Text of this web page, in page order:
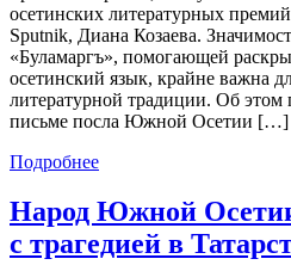
осетинских литературных
Sputnik, Диана Козаева.
«Буламаргъ», помогающей
осетинский язык, крайне важна
литературной традиции. Об этом
письме посла Южной Осетии […]
Подробнее
Народ Южной
с трагедией в